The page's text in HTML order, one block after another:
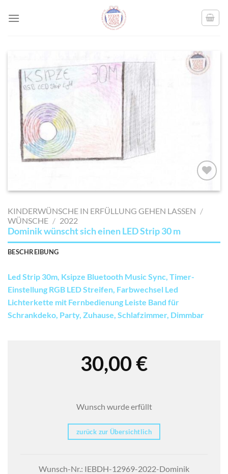
AUF MEINE
SETZEN
KINDERWÜNSCHE IN ERFÜLLUNG GEHEN LASSEN /
WÜNSCHE / 2022
Dominik wünscht sich einen LED Strip 30 m
BESCHREIBUNG
Led Strip 30m, Ksipze Bluetooth Music Sync, Timer-
Einstellung RGB LED Streifen, Farbwechsel Led
Lichterkette mit Fernbedienung Leiste Band für
Schrankdeko, Party, Zuhause, Schlafzimmer, Dimmbar
30,00€
Wunsch wurde erfüllt
zurück zur Übersichtlich
Wunsch-Nr.: IEBDH-12969-2022-Dominik